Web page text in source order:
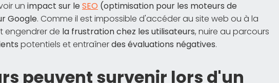
un impact sur leSEO (optimisation pour les moteurs de
Google. Comme il est impossible d'accéder au site web ou à la
engendrer de la frustration chez les utilisateurs, nuire au parcours
potentiels et entraînerdes évaluations négatives.
peuvent survenir lors d'un